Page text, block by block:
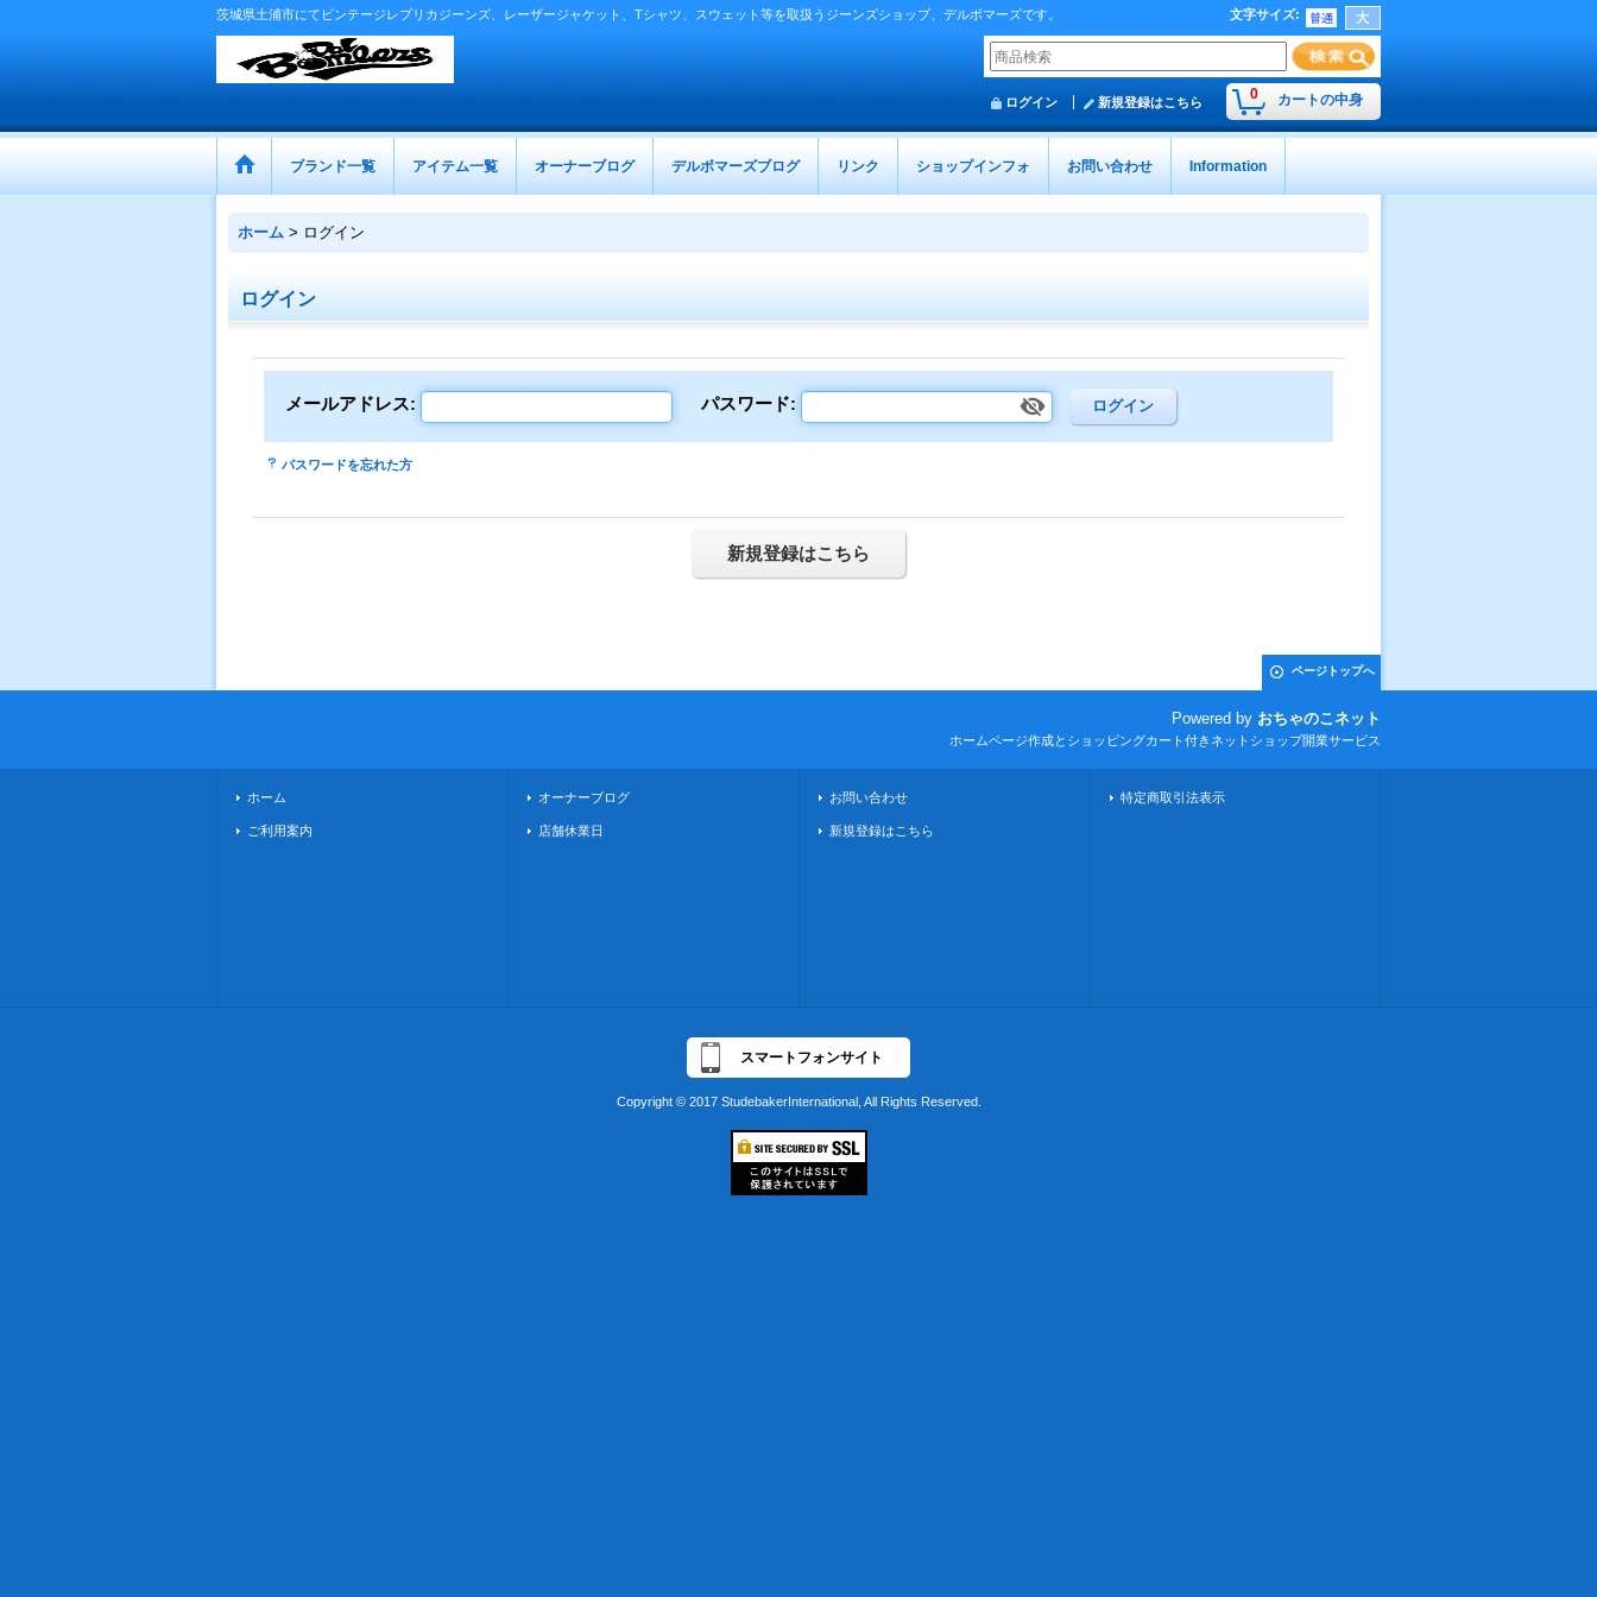
茨城県土浦市にてビンテージレプリカジーンズ、レーザージャケット、Tシャツ、スウェット等を取扱うジーンズショップ、デルボマーズです。 文字サイズ:
0 カートの中身
ログイン 新規登録はこちら
ブランド一覧 アイテム一覧 オーナーブログ デルボマーズブログ リンク ショップインフォ お問い合わせ Information
ホーム > ログイン
ログイン
メールアドレス: パスワード:
パスワードを忘れた方
新規登録はこちら
ページトップへ
Powered by おちゃのこネット
ホームページ作成とショッピングカート付きネットショップ開業サービス
ホーム
ご利用案内
オーナーブログ
店舗休業日
お問い合わせ
新規登録はこちら
特定商取引法表示
スマートフォンサイト
Copyright © 2017 StudebakerInternational, All Rights Reserved.